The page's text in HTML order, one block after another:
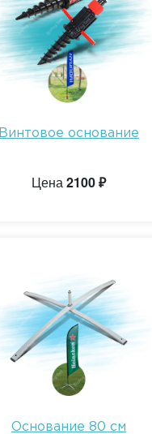
Винтовое основание
Цена2100 ₽
Основание 80 см